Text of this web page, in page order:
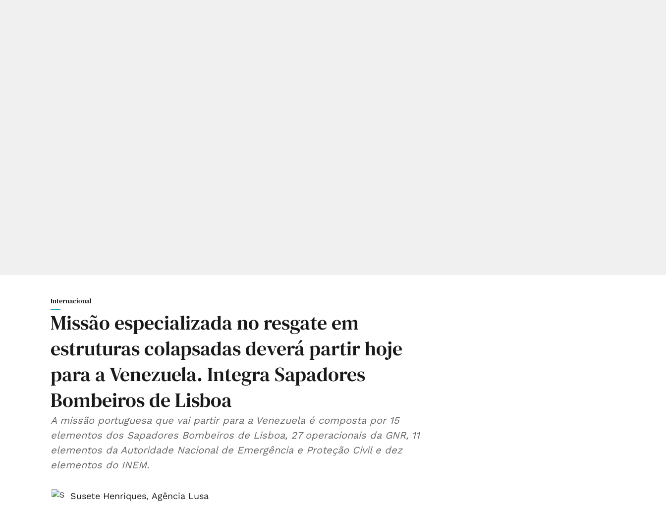
Internacional
Missão especializada no resgate em
estruturas colapsadas deverá partir hoje
para a Venezuela. Integra Sapadores
Bombeiros de Lisboa
A missão portuguesa que vai partir para a Venezuela é composta por 15
elementos dos Sapadores Bombeiros de Lisboa, 27 operacionais da GNR, 11
elementos da Autoridade Nacional de Emergência e Proteção Civil e dez
elementos do INEM.
Susete Henriques, Agência Lusa